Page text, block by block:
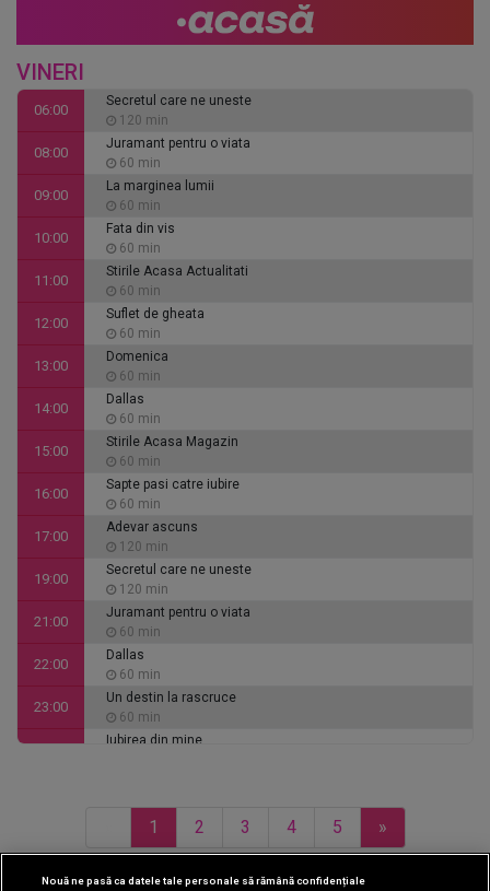
VINERI
06:00
Secretul care ne uneste
120 min
08:00
Juramant pentru o viata
60 min
09:00
La marginea lumii
60 min
10:00
Fata din vis
60 min
11:00
Stirile Acasa Actualitati
60 min
12:00
Suflet de gheata
60 min
13:00
Domenica
60 min
14:00
Dallas
60 min
15:00
Stirile Acasa Magazin
60 min
16:00
Sapte pasi catre iubire
60 min
17:00
Adevar ascuns
120 min
19:00
Secretul care ne uneste
120 min
21:00
Juramant pentru o viata
60 min
22:00
Dallas
60 min
23:00
Un destin la rascruce
60 min
Iubirea din mine
Alaca - iubire si tradare
90 min
04:45
30 min
1 2 3 4 5 »
Nouă ne pasă ca datele tale personale să rămână confidențiale